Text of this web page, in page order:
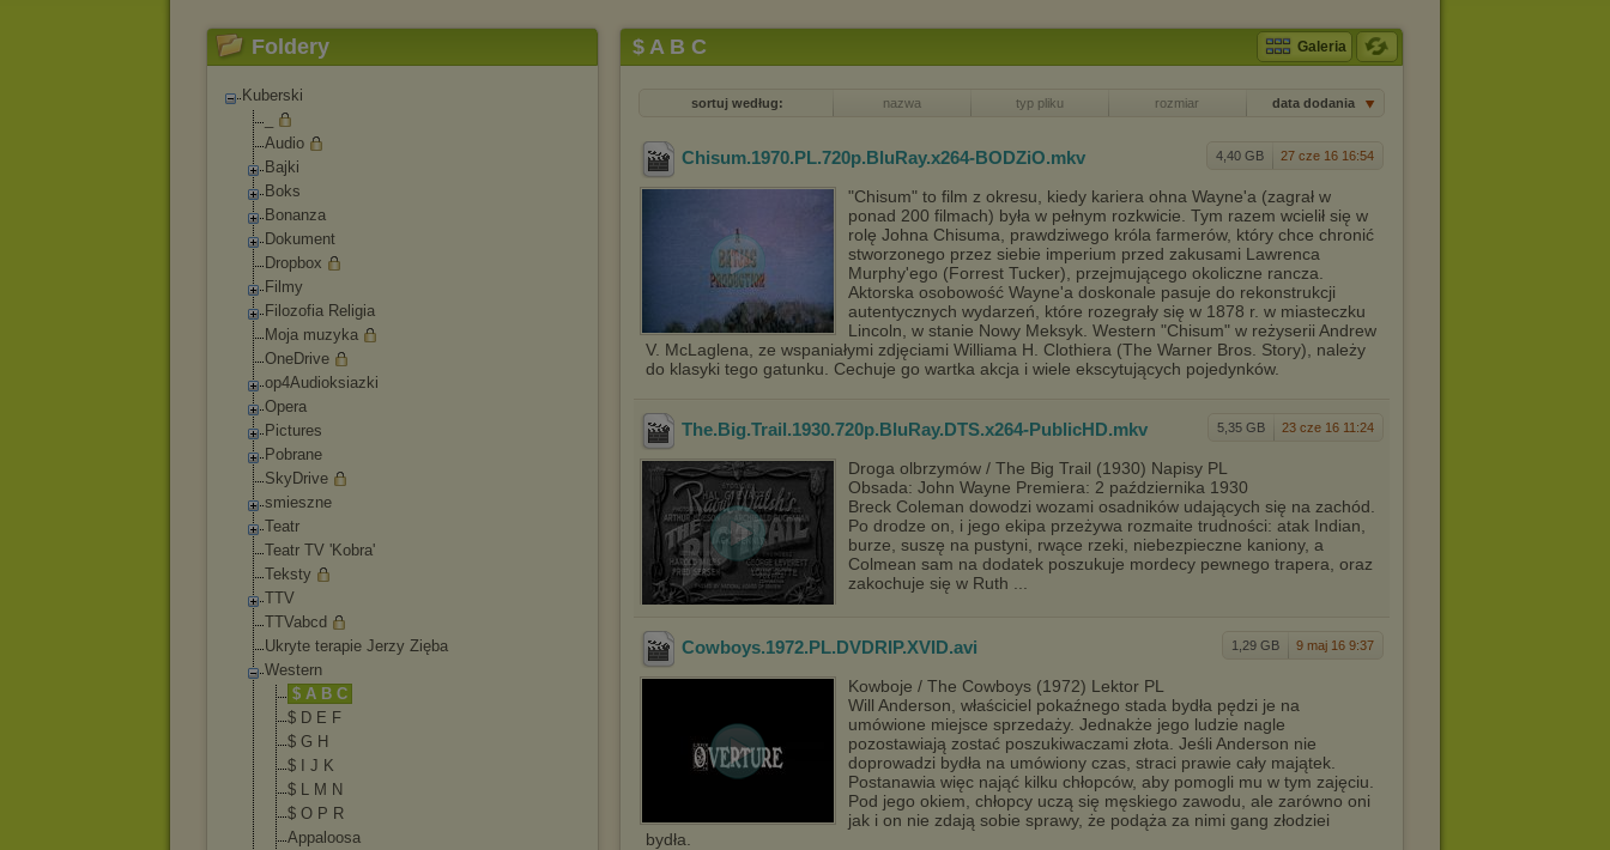
Foldery
Kuberski
Audio
Bajki
Boks
Bonanza
Dokument
Dropbox
Filmy
Filozofia Religia
Moja muzyka
OneDrive
op4Audioksiazki
Opera
Pictures
Pobrane
SkyDrive
smieszne
Teatr
Teatr TV 'Kobra'
Teksty
TTV
TTVabcd
Ukryte terapie Jerzy Zięba
Western
$ A B C
$ D E F
$ G H
$ I J K
$ L M N
$ O P R
Appaloosa
$ A B C Galeria
sortuj według: nazwa typ pliku rozmiar data dodania
4,40 GB 27 cze 16 16:54
Chisum.1970.PL.720p.BluRay.x264-BODZiO.mkv
"Chisum" to film z okresu, kiedy kariera ohna Wayne'a (zagrał w
ponad 200 filmach) była w pełnym rozkwicie. Tym razem wcielił się w
rolę Johna Chisuma, prawdziwego króla farmerów, który chce chronić
stworzonego przez siebie imperium przed zakusami Lawrenca
Murphy'ego (Forrest Tucker), przejmującego okoliczne rancza.
Aktorska osobowość Wayne'a doskonale pasuje do rekonstrukcji
autentycznych wydarzeń, które rozegrały się w 1878 r. w miasteczku
Lincoln, w stanie Nowy Meksyk. Western "Chisum" w reżyserii Andrew
V. McLaglena, ze wspaniałymi zdjęciami Williama H. Clothiera (The Warner Bros. Story), należy
do klasyki tego gatunku. Cechuje go wartka akcja i wiele ekscytujących pojedynków.
5,35 GB 23 cze 16 11:24
The.Big.Trail.1930.720p.BluRay.DTS.x264-PublicHD.mkv
Droga olbrzymów / The Big Trail (1930) Napisy PL
Obsada: John Wayne Premiera: 2 października 1930
Breck Coleman dowodzi wozami osadników udających się na zachód.
Po drodze on, i jego ekipa przeżywa rozmaite trudności: atak Indian,
burze, suszę na pustyni, rwące rzeki, niebezpieczne kaniony, a
Colmean sam na dodatek poszukuje mordecy pewnego trapera, oraz
zakochuje się w Ruth ...
1,29 GB 9 maj 16 9:37
Cowboys.1972.PL.DVDRIP.XVID.avi
Kowboje / The Cowboys (1972) Lektor PL
Will Anderson, właściciel pokaźnego stada bydła pędzi je na
umówione miejsce sprzedaży. Jednakże jego ludzie nagle
pozostawiają zostać poszukiwaczami złota. Jeśli Anderson nie
doprowadzi bydła na umówiony czas, straci prawie cały majątek.
Postanawia więc nająć kilku chłopców, aby pomogli mu w tym zajęciu.
Pod jego okiem, chłopcy uczą się męskiego zawodu, ale zarówno oni
jak i on nie zdają sobie sprawy, że podąża za nimi gang złodziei
bydła.